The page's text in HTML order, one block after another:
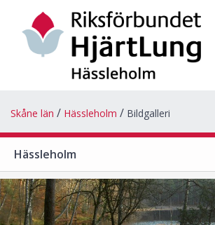
Skåne län Hässleholm Bildgalleri
Hässleholm